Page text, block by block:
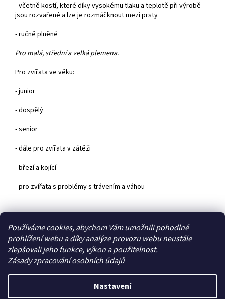
Používáme cookies, abychom Vám umožnili pohodlné
prohlížení webu a díky analýze provozu webu neustále
zlepšovali jeho funkce, výkon a použitelnost.
Zásady zpracování osobních údajů
Nastavení
- včetně kostí, které díky vysokému tlaku a teplotě při výrobě
jsou rozvařené a lze je rozmáčknout mezi prsty
- ručně plněné
Pro malá, střední a velká plemena.
Pro zvířata ve věku:
- junior
- dospělý
- senior
- dále pro zvířata v zátěži
- březí a kojící
- pro zvířata s problémy s trávením a váhou
Zboží.cz Heureka.cz
Vytvořil Shoptet